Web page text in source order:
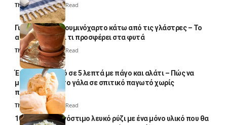
Thali Ombre5 Min Read
Γιατί βάζουν αλουμινόχαρτο κάτω από τις γλάστρες – Το
απλό κόλπο και τι προσφέρει στα φυτά
Thali Ombre4 Min Read
Έτοιμο παγωτό σε 5 λεπτά με πάγο και αλάτι – Πώς να
μετατρέψετε το γάλα σε σπιτικό παγωτό χωρίς
παγωτομηχανή
Thali Ombre 4 Min Read
10 φορές ποιο νόστιμο λευκό ρύζι με ένα μόνο υλικό που θα